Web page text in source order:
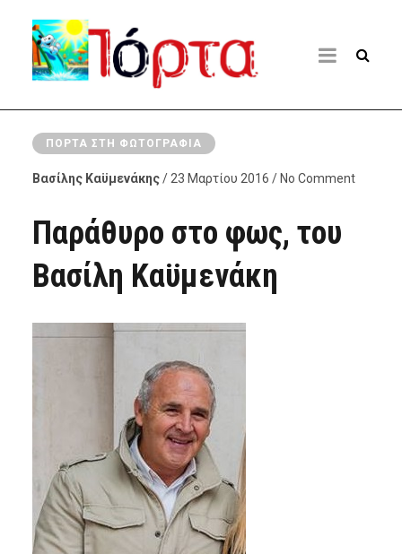
ΠΌΡΤΑ ΣΤΗ ΦΩΤΟΓΡΑΦΊΑ
Βασίλης Καϋμενάκης/ 23 Μαρτίου 2016 / No Comment
Παράθυρο στο φως, του
Βασίλη Καϋμενάκη